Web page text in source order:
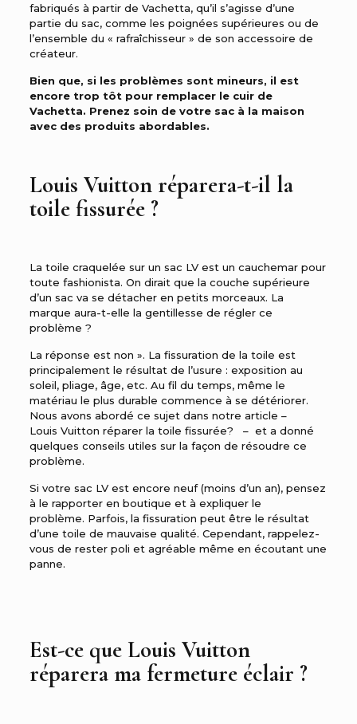
fabriqués à partir de Vachetta, qu’il s’agisse d’une
partie du sac, comme les poignées supérieures ou de
l’ensemble du « rafraîchisseur » de son accessoire de
créateur.
Bien que, si les problèmes sont mineurs, il est
encore trop tôt pour remplacer le cuir de
Vachetta. Prenez soin de votre sac à la maison
avec des produits abordables.
Louis Vuitton réparera-t-il la
toile fissurée ?
La toile craquelée sur un sac LV est un cauchemar pour
toute fashionista. On dirait que la couche supérieure
d’un sac va se détacher en petits morceaux. La
marque aura-t-elle la gentillesse de régler ce
problème ?
La réponse est non ». La fissuration de la toile est
principalement le résultat de l’usure : exposition au
soleil, pliage, âge, etc. Au fil du temps, même le
matériau le plus durable commence à se détériorer.
Nous avons abordé ce sujet dans notre article –
Louis Vuitton réparer la toile fissurée? – et a donné
quelques conseils utiles sur la façon de résoudre ce
problème.
Si votre sac LV est encore neuf (moins d’un an), pensez
à le rapporter en boutique et à expliquer le
problème. Parfois, la fissuration peut être le résultat
d’une toile de mauvaise qualité. Cependant, rappelez-
vous de rester poli et agréable même en écoutant une
panne.
Est-ce que Louis Vuitton
réparera ma fermeture éclair ?